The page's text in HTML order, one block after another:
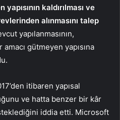
kaldırılması ve
alınmasını talep
yapılanmasının,
gütmeyen yapısına
itibaren yapısal
ve hatta benzer bir kâr
iddia etti. Microsoft